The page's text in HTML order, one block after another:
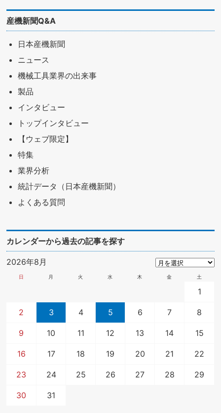
産機新聞Q&A
日本産機新聞
ニュース
機械工具業界の出来事
製品
インタビュー
トップインタビュー
【ウェブ限定】
特集
業界分析
統計データ（日本産機新聞）
よくある質問
カレンダーから過去の記事を探す
2026年8月
日 月 火 水 木 金 土
1
2 3 4 5 6 7 8
9 10 11 12 13 14 15
16 17 18 19 20 21 22
23 24 25 26 27 28 29
30 31